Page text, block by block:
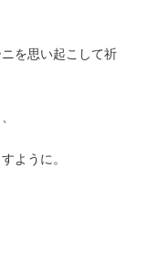
を思い起こして祈
ように。